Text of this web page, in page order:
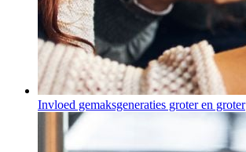
Invloed gemaksgeneraties groter en groter